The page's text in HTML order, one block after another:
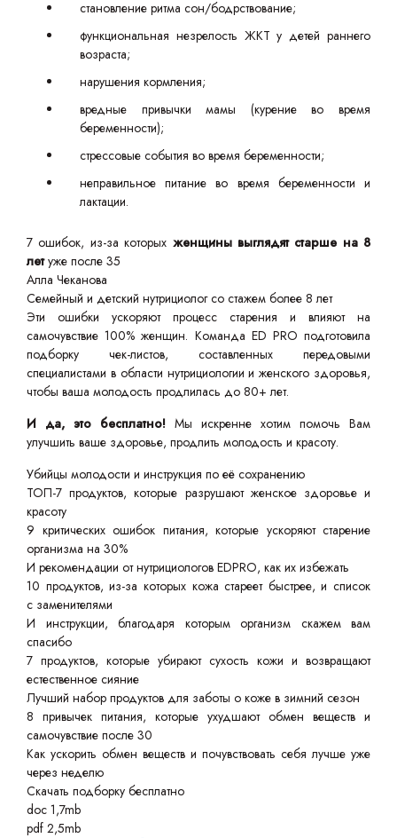
становление ритма сон/бодрствование;
функциональная незрелость ЖКТ у детей раннего
возраста;
нарушения кормления;
вредные привычки мамы (курение во время
беременности);
стрессовые события во время беременности;
неправильное питание во время беременности и
лактации.
7 ошибок, из-за которых женщины выглядят старше на 8
летуже после 35
Алла Чеканова
Семейный и детский нутрициолог со стажем более 8 лет
Эти ошибки ускоряют процесс старения и влияют на
самочувствие 100% женщин. Команда ED PRO подготовила
подборку чек-листов, составленных передовыми
специалистами в области нутрициологии и женского здоровья,
чтобы ваша молодость продлилась до 80+ лет.
И да, это бесплатно! Мы искренне хотим помочь Вам
улучшить ваше здоровье, продлить молодость и красоту.
Убийцы молодости и инструкция по её сохранению
ТОП-7 продуктов, которые разрушают женское здоровье и
красоту
9 критических ошибок питания, которые ускоряют старение
организма на 30%
И рекомендации от нутрициологов EDPRO, как их избежать
10 продуктов, из-за которых кожа стареет быстрее, и список
с заменителями
И инструкции, благодаря которым организм скажем вам
спасибо
7 продуктов, которые убирают сухость кожи и возвращают
естественное сияние
Лучший набор продуктов для заботы о коже в зимний сезон
8 привычек питания, которые ухудшают обмен веществ и
самочувствие после 30
Как ускорить обмен веществ и почувствовать себя лучше уже
через неделю
Скачать подборку бесплатно
doc 1,7mb
pdf 2,5mb